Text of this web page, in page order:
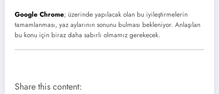
Google Chrome; üzerinde yapılacak olan bu iyileştirmelerin
tamamlanması, yaz aylarının sonunu bulması bekleniyor. Anlaşılan
bu konu için biraz daha sabırlı olmamız gerekecek.
Share this content: